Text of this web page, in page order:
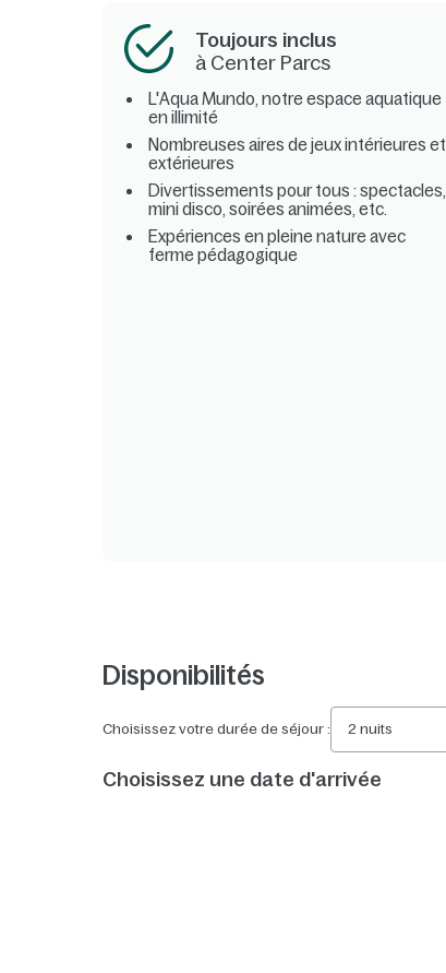
Toujours inclus
à Center Parcs
L'Aqua Mundo, notre espace aquatique
en illimité
Nombreuses aires de jeux intérieures et
extérieures
Divertissements pour tous : spectacles,
mini disco, soirées animées, etc.
Expériences en pleine nature avec
ferme pédagogique
Disponibilités
Choisissez votre durée de séjour : 2 nuits
Choisissez une date d'arrivée